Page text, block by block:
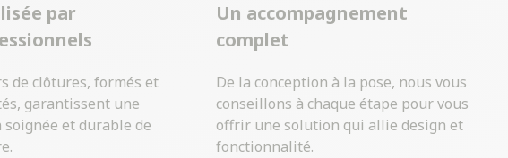
par
de clôtures, formés et
garantissent une
et durable de
Un accompagnement
complet
De la conception à la pose, nous vous
conseillons à chaque étape pour vous
offrir une solution qui allie design et
fonctionnalité.